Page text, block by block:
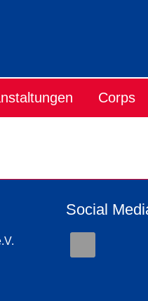
Corps
Social